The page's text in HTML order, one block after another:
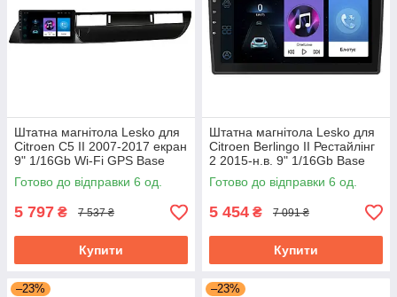
Штатна магнітола Lesko для
Citroen C5 II 2007-2017 екран
9" 1/16Gb Wi-Fi GPS Base
Сітроен
Готово до відправки 6 од.
5 797 ₴ 7 537 ₴
Купити
Штатна магнітола Lesko для
Citroen Berlingo II Рестайлінг
2 2015-н.в. 9" 1/16Gb Base
Wi-Fi Android Берлінго
Готово до відправки 6 од.
5 454 ₴ 7 091 ₴
Купити
–23% –23%